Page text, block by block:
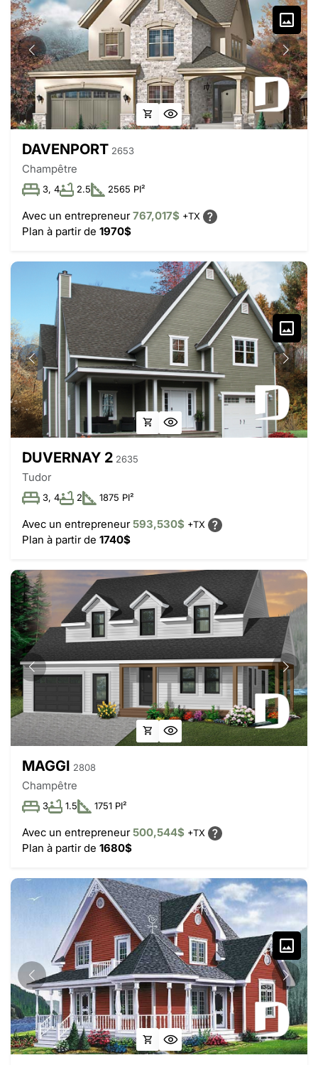
DAVENPORT 2653
Champêtre
3, 4 2.5 2565 PI²
Avec un entrepreneur767,017$ +TX
Plan à partir de 1970$
DUVERNAY 2 2635
Tudor
3, 4 2 1875 PI²
Avec un entrepreneur593,530$ +TX
Plan à partir de 1740$
MAGGI 2808
Champêtre
3 1.5 1751 PI²
Avec un entrepreneur500,544$ +TX
Plan à partir de 1680$